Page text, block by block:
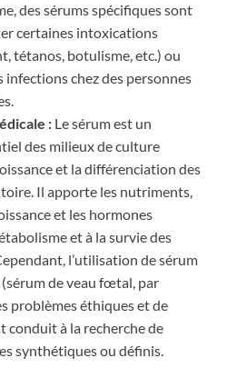
des sérums spécifiques sont
certaines intoxications
tétanos, botulisme, etc.) ou
infections chez des personnes
: Le sérum est un
des milieux de culture
et la différenciation des
Il apporte les nutriments,
et les hormones
et à la survie des
l’utilisation de sérum
(sérum de veau fœtal, par
problèmes éthiques et de
conduit à la recherche de
synthétiques ou définis.